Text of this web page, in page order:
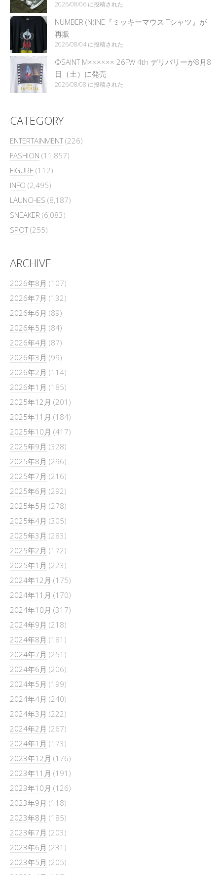
2026/08/06 に投稿された
NUMBER (N)INE『ミッキーマウス Tシャツ』が
再販
2026/08/04 に投稿された
©SAINT M×××××× 26FW 4th デリバリーが8月8
日（土）に発売
2026/08/08 に投稿された
CATEGORY
ENTERTAINMENT(226)
FASHION (11,857)
FIGURE (112)
INFO (2,495)
LAUNCHES (8,187)
SNEAKER (6,083)
SPOT(255)
ARCHIVE
2026年8月 (107)
2026年7月 (132)
2026年6月 (89)
2026年5月 (84)
2026年4月 (87)
2026年3月 (99)
2026年2月 (114)
2026年1月 (185)
2025年12月 (201)
2025年11月 (184)
2025年10月 (417)
2025年9月 (328)
2025年8月 (296)
2025年7月 (216)
2025年6月 (292)
2025年5月 (278)
2025年4月 (305)
2025年3月 (283)
2025年2月 (172)
2025年1月 (223)
2024年12月 (175)
2024年11月 (170)
2024年10月 (317)
2024年9月 (218)
2024年8月 (181)
2024年7月 (251)
2024年6月 (206)
2024年5月 (199)
2024年4月 (240)
2024年3月 (222)
2024年2月 (267)
2024年1月 (173)
2023年12月 (176)
2023年11月 (191)
2023年10月 (126)
2023年9月 (118)
2023年8月 (185)
2023年7月 (203)
2023年6月 (231)
2023年5月 (205)